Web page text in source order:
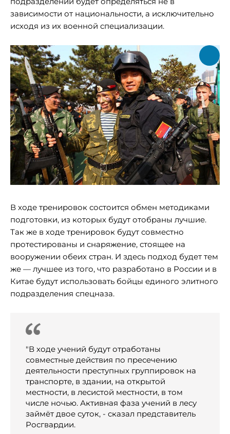
зависимости от национальности, а исключительно
исходя из их военной специализации.
В ходе тренировок состоится обмен методиками
подготовки, из которых будут отобраны лучшие.
Так же в ходе тренировок будут совместно
протестированы и снаряжение, стоящее на
вооружении обеих стран. И здесь подход будет тем
же — лучшее из того, что разработано в России и в
Китае будут использовать бойцы единого элитного
подразделения спецназа.
"В ходе учений будут отработаны
совместные действия по пресечению
деятельности преступных группировок на
транспорте, в здании, на открытой
местности, в лесистой местности, в том
числе ночью. Активная фаза учений в лесу
займёт двое суток, - сказал представитель
Росгвардии.